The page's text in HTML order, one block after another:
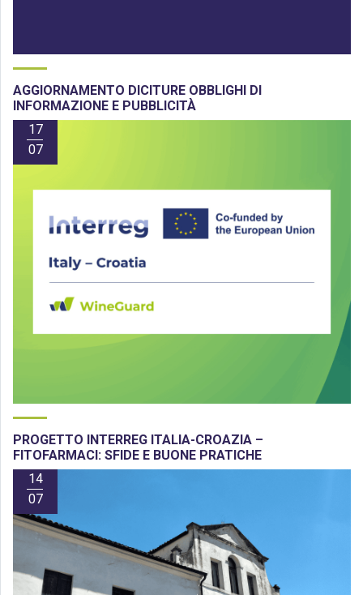
AGGIORNAMENTO DICITURE OBBLIGHI DI
INFORMAZIONE E PUBBLICITÀ
17
07
PROGETTO INTERREG ITALIA-CROAZIA –
FITOFARMACI: SFIDE E BUONE PRATICHE
14
07